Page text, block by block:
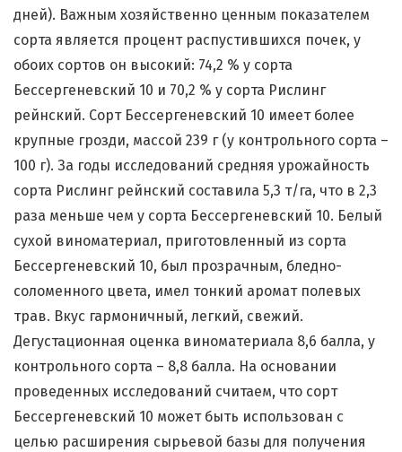
дней). Важным хозяйственно ценным показателем
сорта является процент распустившихся почек, у
обоих сортов он высокий: 74,2 % у сорта
Бессергеневский 10 и 70,2 % у сорта Рислинг
рейнский. Сорт Бессергеневский 10 имеет более
крупные грозди, массой 239 г (у контрольного сорта –
100 г). За годы исследований средняя урожайность
сорта Рислинг рейнский составила 5,3 т/га, что в 2,3
раза меньше чем у сорта Бессергеневский 10. Белый
сухой виноматериал, приготовленный из сорта
Бессергеневский 10, был прозрачным, бледно-
соломенного цвета, имел тонкий аромат полевых
трав. Вкус гармоничный, легкий, свежий.
Дегустационная оценка виноматериала 8,6 балла, у
контрольного сорта – 8,8 балла. На основании
проведенных исследований считаем, что сорт
Бессергеневский 10 может быть использован с
целью расширения сырьевой базы для получения